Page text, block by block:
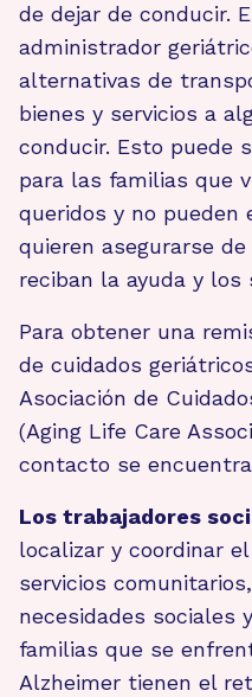
de dejar de conducir.
administrador
alternativas de
bienes y servicios a
conducir. Esto puede
para las familias que
queridos y no pueden
quieren asegurarse
reciban la ayuda y los
Para obtener una
de cuidados
Asociación de
(Aging Life Care
contacto se
Los trabajadores
localizar y coordinar
servicios
necesidades sociales
familias que se
Alzheimer tienen el